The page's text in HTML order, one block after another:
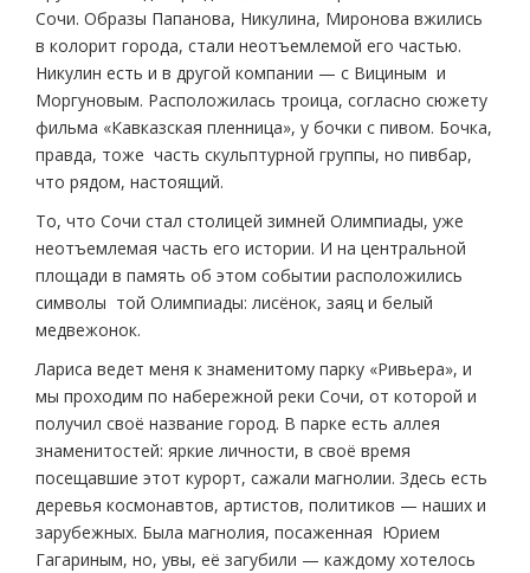
Сочи. Образы Папанова, Никулина, Миронова вжились
в колорит города, стали неотъемлемой его частью.
Никулин есть и в другой компании — с Вициным и
Моргуновым. Расположилась троица, согласно сюжету
фильма «Кавказская пленница», у бочки с пивом. Бочка,
правда, тоже часть скульптурной группы, но пивбар,
что рядом, настоящий.
То, что Сочи стал столицей зимней Олимпиады, уже
неотъемлемая часть его истории. И на центральной
площади в память об этом событии расположились
символы той Олимпиады: лисёнок, заяц и белый
медвежонок.
Лариса ведет меня к знаменитому парку «Ривьера», и
мы проходим по набережной реки Сочи, от которой и
получил своё название город. В парке есть аллея
знаменитостей: яркие личности, в своё время
посещавшие этот курорт, сажали магнолии. Здесь есть
деревья космонавтов, артистов, политиков — наших и
зарубежных. Была магнолия, посаженная Юрием
Гагариным, но, увы, её загубили — каждому хотелось